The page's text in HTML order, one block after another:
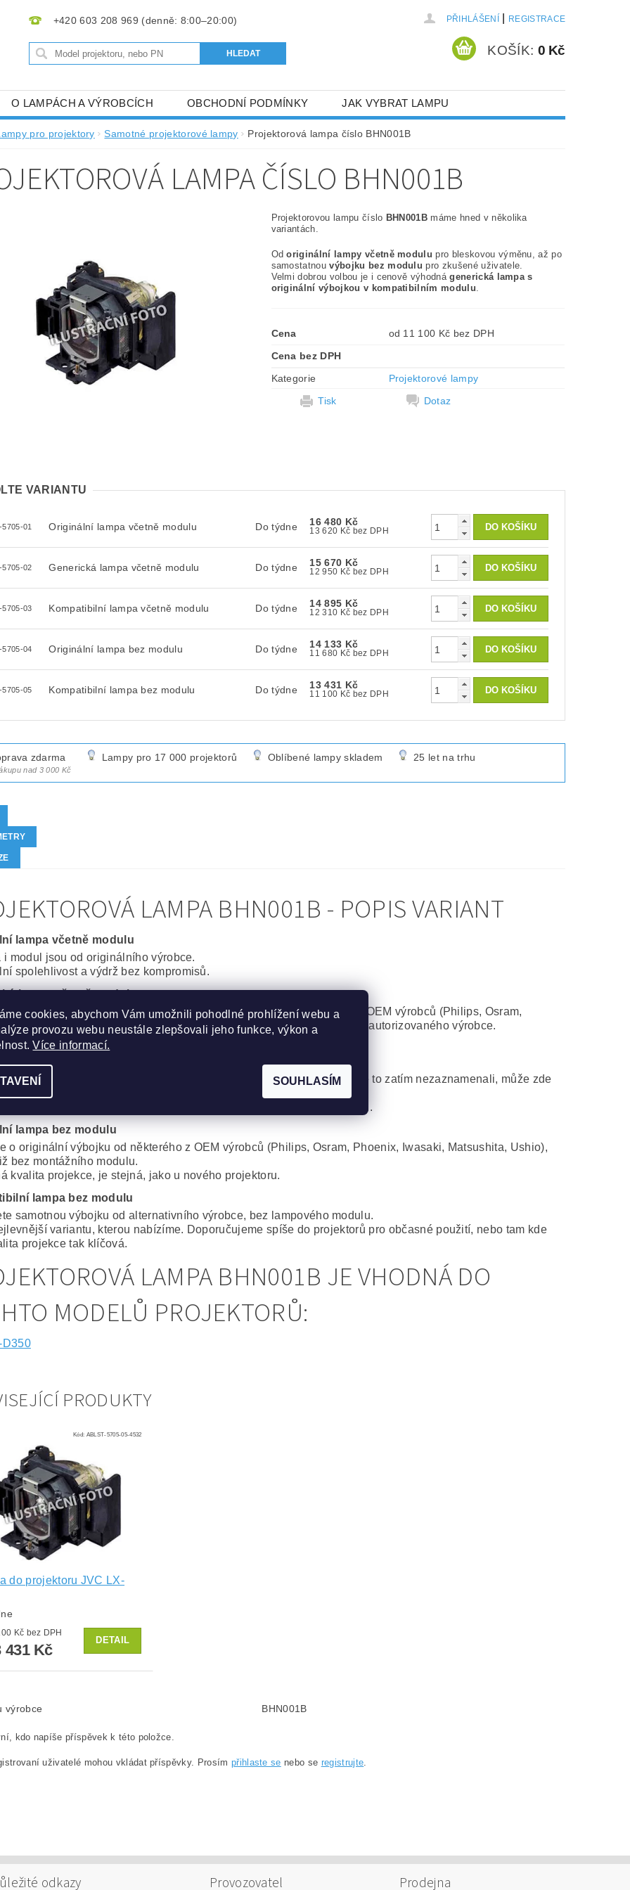
+420 603 208 969 PŘIHLÁŠENÍ REGISTRACE
KOŠÍK: 0 Kč
O LAMPÁCH A VÝROBCÍCH OBCHODNÍ PODMÍNKY JAK VYBRAT LAMPU
pro projektory Samotné projektorové lampy Projektorová lampa číslo BHN001B
LAMPA ČÍSLO BHN001B
Projektorovou lampu číslo BHN001B máme hned v několika
variantách.
Odoriginální lampy včetně modulu pro bleskovou výměnu, až po
samostatnouvýbojku bez modulu pro zkušené uživatele.
Velmi dobrou volbou je i cenově výhodnágenerická lampa s
originální výbojkou v kompatibilním modulu.
Cena
od 11 100 Kč bez DPH
Cena bez DPH
Kategorie
Projektorové lampy
Tisk
Dotaz
VARIANTU
5705-01 Originální lampa včetně modulu Do týdne 16 480 Kč
13 620 Kč bez DPH
5705-02 Generická lampa včetně modulu Do týdne 15 670 Kč
12 950 Kč bez DPH
5705-03 Kompatibilní lampa včetně modulu Do týdne 14 895 Kč
12 310 Kč bez DPH
5705-04 Originální lampa bez modulu Do týdne 14 133 Kč
11 680 Kč bez DPH
5705-05 Kompatibilní lampa bez modulu Do týdne 13 431 Kč
11 100 Kč bez DPH
zdarma
nad 3 000 Kč
Lampy pro 17 000 projektorů Oblíbené lampy skladem 25 let na trhu
LAMPA BHN001B - POPIS VARIANT
lampa včetně modulu
i modul jsou od originálního výrobce.
spolehlivost a výdrž bez kompromisů.
lampa včetně modulu
řešení, za dobrou cenu. Kvalitní originální výbojka od některého z OEM výrobců (Philips, Osram,
Iwasaki, Matsushita, Ushio) s montážním modulem od kompatibilního autorizovaného výrobce.
plnému originálu je minimální.
lampa s modulem
i modul od alternativního výrobce. Cenově velmi dobré řešení. Ač jsme to zatím nezaznamenali, může zde
kvalita lampy, oproti originálu.
do projektorů, které nejsou zapnuté většinu dne, jde o vynikajicí volbu.
lampa bez modulu
o originální výbojku od některého z OEM výrobců (Philips, Osram, Phoenix, Iwasaki, Matsushita, Ushio),
bez montážního modulu.
kvalita projekce, je stejná, jako u nového projektoru.
lampa bez modulu
samotnou výbojku od alternativního výrobce, bez lampového modulu.
variantu, kterou nabízíme. Doporučujeme spíše do projektorů pro občasné použití, nebo tam kde
projekce tak klíčová.
LAMPA BHN001B JE VHODNÁ DO
MODELŮ PROJEKTORŮ:
D350
PRODUKTY
Kód: ABLST-5705-05-4532
do projektoru JVC LX-
od 11 100 Kč bez DPH
431 Kč
DETAIL
výrobce BHN001B
kdo napíše příspěvek k této položce.
uživatelé mohou vkládat příspěvky. Prosím přihlaste se nebo se registrujte
odkazy Provozovatel Prodejna
cookies, abychom Vám umožnili pohodlné prohlížení webu a
provozu webu neustále zlepšovali jeho funkce, výkon a
Více informací.
SOUHLASÍM